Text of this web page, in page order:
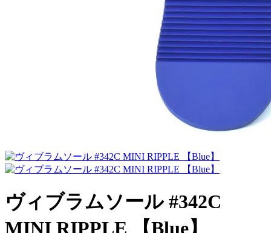
ヴィブラムソール #342C
MINI RIPPLE 【Blue】